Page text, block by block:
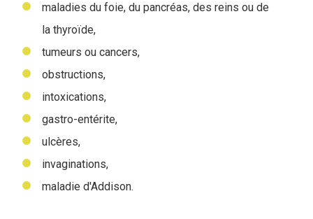
maladies du foie, du pancréas, des reins ou de
la thyroïde,
tumeurs ou cancers,
obstructions,
intoxications,
gastro-entérite,
ulcères,
invaginations,
maladie d'Addison.